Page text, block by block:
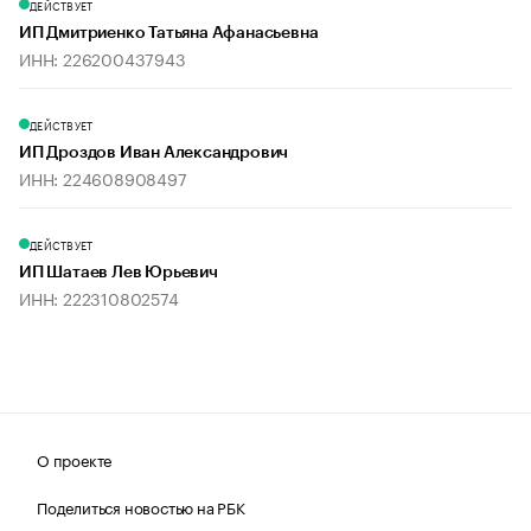
ДЕЙСТВУЕТ
ИП Дмитриенко Татьяна Афанасьевна
ИНН: 226200437943
ДЕЙСТВУЕТ
ИП Дроздов Иван Александрович
ИНН: 224608908497
ДЕЙСТВУЕТ
ИП Шатаев Лев Юрьевич
ИНН: 222310802574
О проекте
Поделиться новостью на РБК